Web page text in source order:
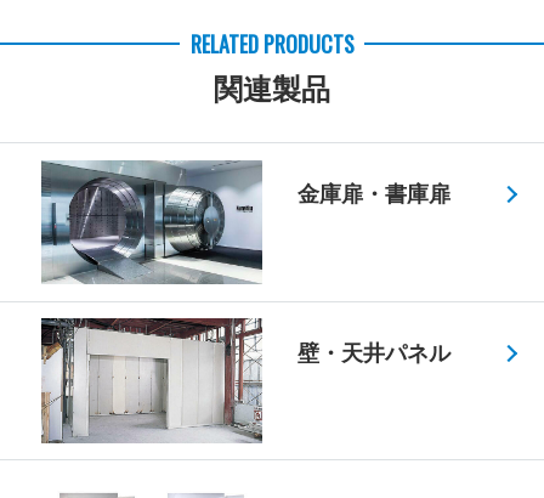
RELATED PRODUCTS
関連製品
金庫扉・書庫扉
壁・天井パネル